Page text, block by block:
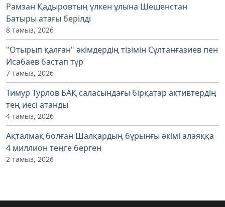
Рамзан Қадыровтың үлкен ұлына Шешенстан
Батыры атағы берілді
8 тамыз, 2026
"Отырып қалған" әкімдердің тізімін Сұлтанғазиев пен
Исабаев бастап тұр
7 тамыз, 2026
Тимур Турлов БАҚ саласындағы бірқатар активтердің
тең иесі атанды
4 тамыз, 2026
Ақталмақ болған Шалқардың бұрынғы әкімі алаяққа
4 миллион теңге берген
2 тамыз, 2026